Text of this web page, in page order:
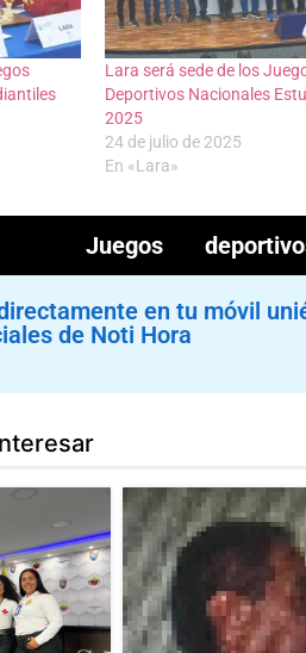
Lara será sede de los
Deportivos Nacionales
2025
24 de julio de 2025
En «Lara»
Juegos
en tu móvil
de Noti Hora